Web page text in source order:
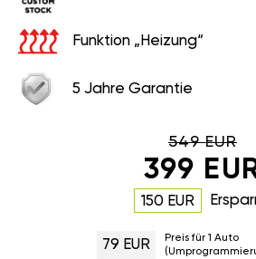
Funktion „Heizung“
5 Jahre Garantie
549 EUR
399
150 EUR
79 EUR
Preis für 1 Auto